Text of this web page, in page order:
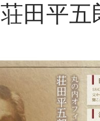
荘田平五